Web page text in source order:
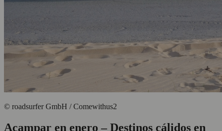
© roadsurfer GmbH / Comewithus2
Acampar en enero – Destinos cálidos en